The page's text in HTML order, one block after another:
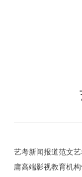
艺考新闻报道范文
庸高端影视教育机